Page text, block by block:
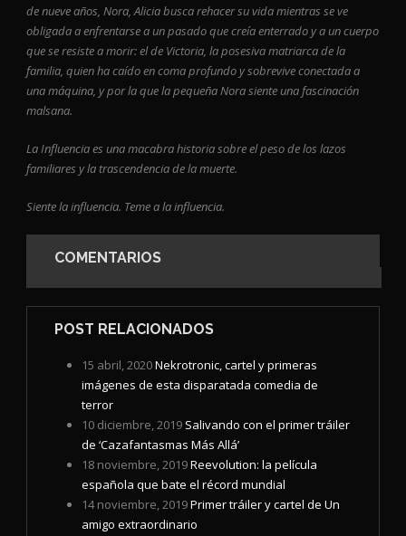
de nueve años, Nora, Alicia busca rehacer su vida mientras se ve
obligada a enfrentarse a un pasado que creía enterrado y a un cuerpo
que se resiste a morir: el de Victoria, la posesiva matriarca de la
familia, quien ha caído en coma profundo y sobrevive conectada a
una máquina, y por la que la pequeña Nora siente una fascinación
malsana.
La Influencia es una macabra historia sobre el peso de los lazos
familiares y la trascendencia de la muerte.
Siente la influencia. Teme a la influencia.
COMENTARIOS
POST RELACIONADOS
15 abril, 2020Nekrotronic, cartel y primeras
imágenes de esta disparatada comedia de
terror
10 diciembre, 2019 Salivando con el primer tráiler
de ‘Cazafantasmas Más Allá’
18 noviembre, 2019Reevolution: la película
española que bate el récord mundial
14 noviembre, 2019Primer tráiler y cartel de Un
amigo extraordinario